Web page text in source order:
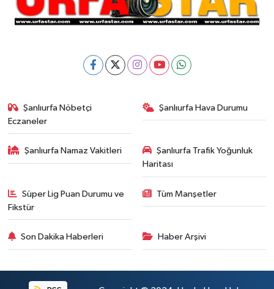
Şanlıurfa Nöbetçi
Eczaneler
Şanlıurfa Hava Durumu
Şanlıurfa Namaz Vakitleri
Şanlıurfa Trafik Yoğunluk
Haritası
Süper Lig Puan Durumu ve
Fikstür
Tüm Manşetler
Son Dakika Haberleri Haber Arşivi